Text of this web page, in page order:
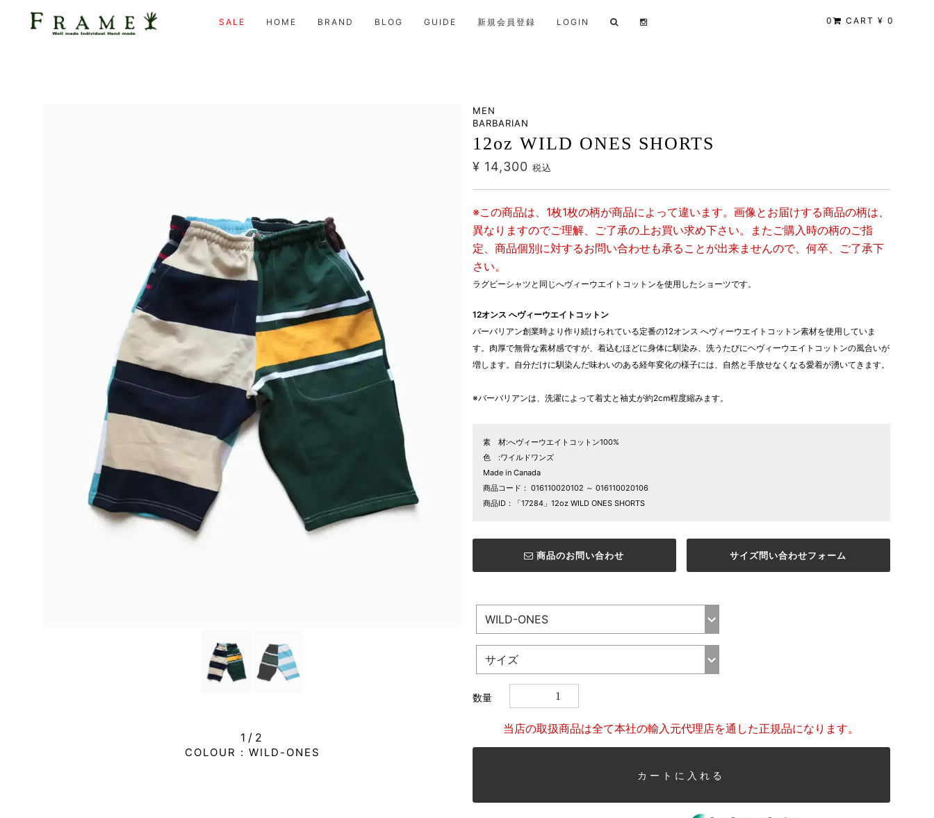
SALE HOME BRAND BLOG GUIDE 新規会員登録 LOGIN 0 CART ¥ 0
1/ 2
COLOUR : WILD-ONES
MEN
BARBARIAN
12oz WILD ONES SHORTS
¥ 14,300 税込
※この商品は、1枚1枚の柄が商品によって違います。画像とお届けする商品の柄は、
異なりますのでご理解、ご了承の上お買い求め下さい。またご購入時の柄のご指
定、商品個別に対するお問い合わせも承ることが出来ませんので、何卒、ご了承下
さい。
ラグビーシャツと同じへヴィーウエイトコットンを使用したショーツです。
12オンス へヴィーウエイトコットン
バーバリアン創業時より作り続けられている定番の12オンス へヴィーウエイトコットン素材を使用していま
す。肉厚で無骨な素材感ですが、着込むほどに身体に馴染み、洗うたびにヘヴィーウエイトコットンの風合いが
増します。自分だけに馴染んだ味わいのある経年変化の様子には、自然と手放せなくなる愛着が湧いてきます。
※バーバリアンは、洗濯によって着丈と袖丈が約2cm程度縮みます。
素 材:へヴィーウエイトコットン100%
色 :ワイルドワンズ
Made in Canada
商品コード： 016110020102 ～ 016110020106
商品ID：「17284」12oz WILD ONES SHORTS
商品のお問い合わせ サイズ問い合わせフォーム
数量
当店の取扱商品は全て本社の輸入元代理店を通した正規品になります。
カートに入れる